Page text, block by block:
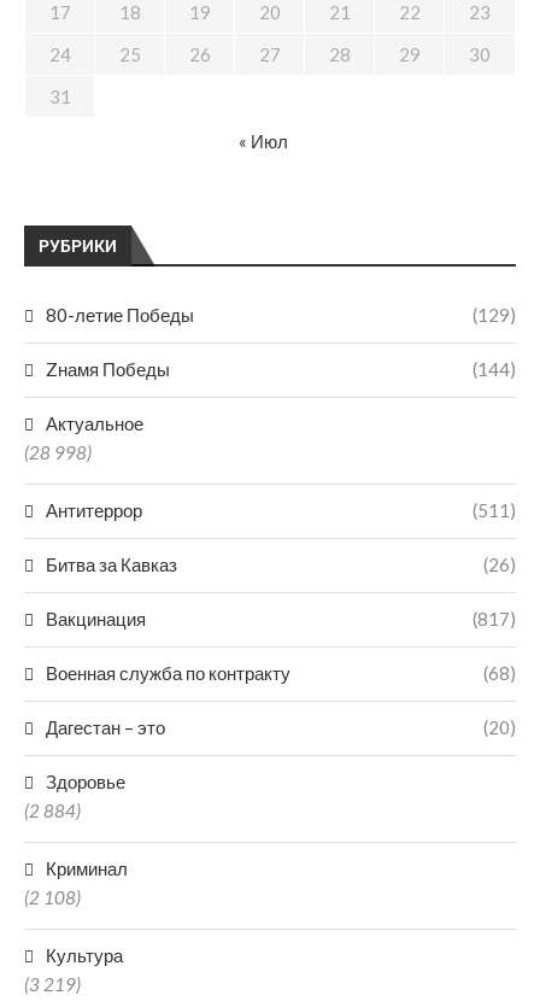
РУБРИКИ
80-летие Победы (129)
Zнамя Победы (144)
Актуальное
(28 998)
Антитеррор (511)
Битва за Кавказ (26)
Вакцинация (817)
Военная служба по контракту (68)
Дагестан – это (20)
Здоровье
(2 884)
Криминал
(2 108)
Культура
(3 219)
17
18 19 20 21 22
23
24
25 26 27 28 29
30
31
« Июл